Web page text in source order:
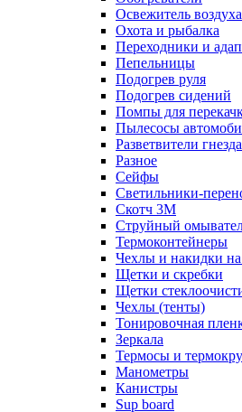
Освежитель воздуха
Охота и рыбалка
Переходники и
Пепельницы
Подогрев руля
Подогрев сидений
Помпы для
Пылесосы
Разветвители
Разное
Сейфы
Светильники-
Скотч 3М
Струйный
Термоконтейнеры
Чехлы и накидки на
Щетки и скребки
Щетки
Чехлы (тенты)
Тонировочная
Зеркалa
Термосы и
Манометры
Канистры
Sup board